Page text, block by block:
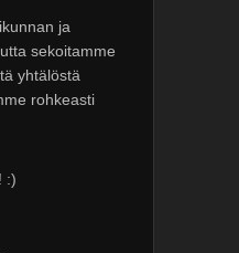
ja
sekoitamme
yhtälöstä
rohkeasti
:)